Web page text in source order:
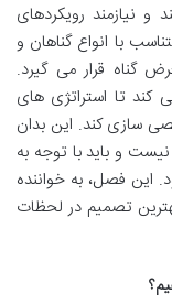
و نیازمند رویکردهای
با انواع گناهان و
گناه قرار می گیرد.
کند تا استراتژی های
سازی کند. این بدان
و باید با توجه به
این فصل، به خواننده
تصمیم در لحظات